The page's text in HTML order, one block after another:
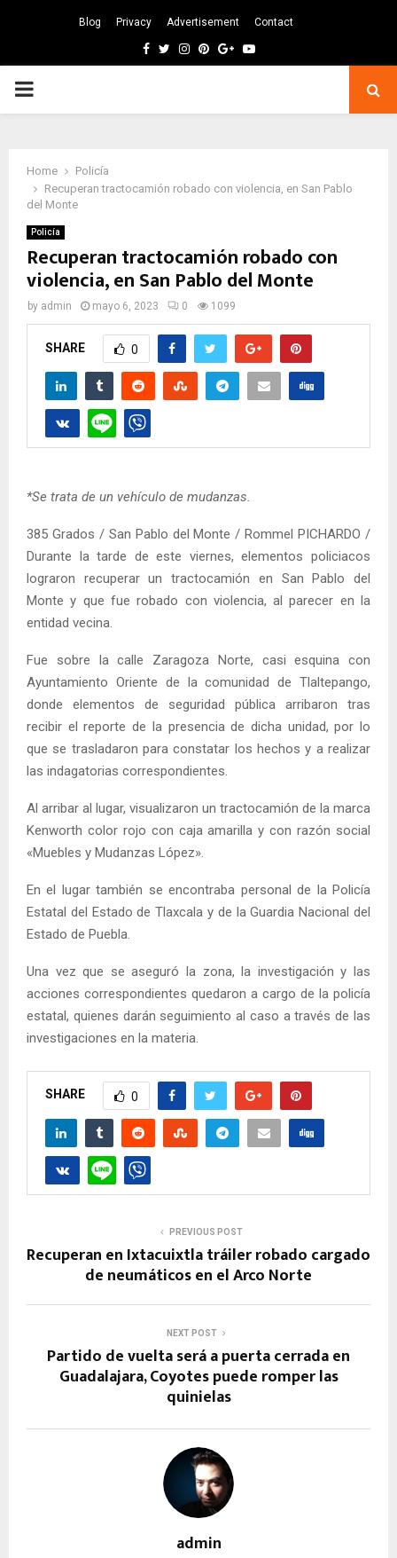
Blog Privacy Advertisement Contact
Facebook
TwitterInstagram
Pinterest
GoogleYoutube
PRIMARY
Home
Policía
Recuperan tractocamión robado con violencia, en San Pablo
del Monte
Policía
Recuperan tractocamión robado con
violencia, en San Pablo del Monte
by admin mayo 6, 2023 0 1099
SHARE 0
*Se trata de un vehículo de mudanzas.
385 Grados / San Pablo del Monte / Rommel PICHARDO /
Durante la tarde de este viernes, elementos policiacos
lograron recuperar un tractocamión en San Pablo del
Monte y que fue robado con violencia, al parecer en la
entidad vecina.
Fue sobre la calle Zaragoza Norte, casi esquina con
Ayuntamiento Oriente de la comunidad de Tlaltepango,
donde elementos de seguridad pública arribaron tras
recibir el reporte de la presencia de dicha unidad, por lo
que se trasladaron para constatar los hechos y a realizar
las indagatorias correspondientes.
Al arribar al lugar, visualizaron un tractocamión de la marca
Kenworth color rojo con caja amarilla y con razón social
«Muebles y Mudanzas López».
En el lugar también se encontraba personal de la Policía
Estatal del Estado de Tlaxcala y de la Guardia Nacional del
Estado de Puebla.
Una vez que se aseguró la zona, la investigación y las
acciones correspondientes quedaron a cargo de la policía
estatal, quienes darán seguimiento al caso a través de las
investigaciones en la materia.
SHARE 0
PREVIOUS POST
Recuperan en Ixtacuixtla tráiler robado cargado
de neumáticos en el Arco Norte
NEXT POST
Partido de vuelta será a puerta cerrada en
Guadalajara, Coyotes puede romper las
quinielas
admin